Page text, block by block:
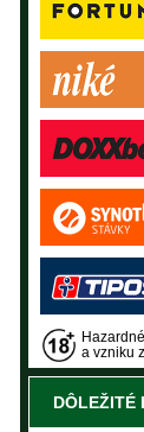
a vzniku
DÔLEŽITÉ